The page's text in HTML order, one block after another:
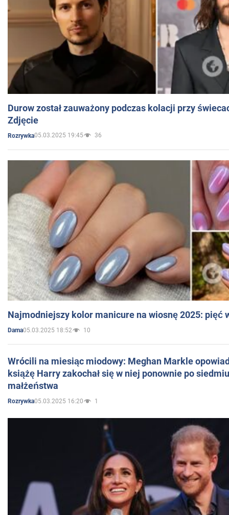
Durow został zauważony podczas kolacji przy
Zdjęcie
Rozrywka05.03.2025 19:45 36
Najmodniejszy kolor manicure na wiosnę 2025: pięć
Dama05.03.2025 18:52 10
Wrócili na miesiąc miodowy: Meghan Markle
książę Harry zakochał się w niej ponownie po
małżeństwa
Rozrywka05.03.2025 16:20 1